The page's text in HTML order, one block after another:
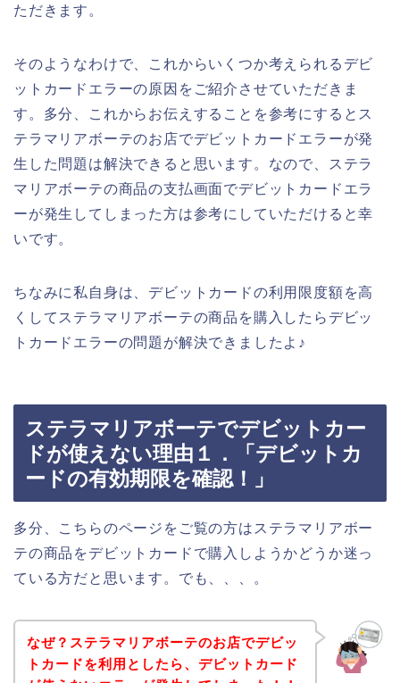
ただきます。
そのようなわけで、これからいくつか考えられるデビ
ットカードエラーの原因をご紹介させていただきま
す。多分、これからお伝えすることを参考にするとス
テラマリアボーテのお店でデビットカードエラーが発
生した問題は解決できると思います。なので、ステラ
マリアボーテの商品の支払画面でデビットカードエラ
ーが発生してしまった方は参考にしていただけると幸
いです。
ちなみに私自身は、デビットカードの利用限度額を高
くしてステラマリアボーテの商品を購入したらデビッ
トカードエラーの問題が解決できましたよ♪
ステラマリアボーテでデビットカー
ドが使えない理由１．「デビットカ
ードの有効期限を確認！」
多分、こちらのページをご覧の方はステラマリアボー
テの商品をデビットカードで購入しようかどうか迷っ
ている方だと思います。でも、、、。
なぜ？ステラマリアボーテのお店でデビッ
トカードを利用としたら、デビットカード